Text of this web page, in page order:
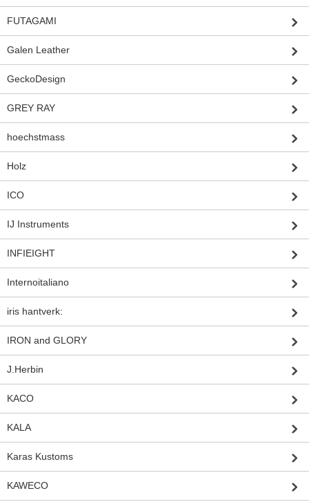
FUTAGAMI
Galen Leather
GeckoDesign
GREY RAY
hoechstmass
Holz
ICO
IJ Instruments
INFIEIGHT
Internoitaliano
iris hantverk:
IRON and GLORY
J.Herbin
KACO
KALA
Karas Kustoms
KAWECO